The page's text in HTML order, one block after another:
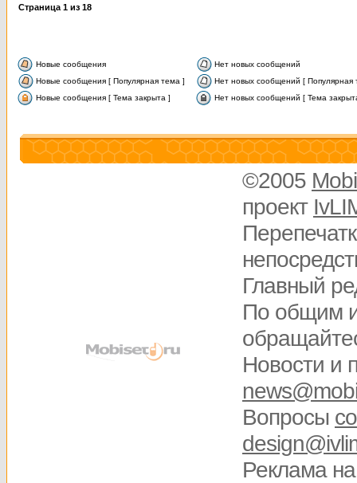
Страница 1 из 18
Новые сообщения
Нет новых сообщений
Новые сообщения [ Популярная тема ]
Нет новых сообщений [ Популярная
Новые сообщения [ Тема закрыта ]
Нет новых сообщений [ Тема
©2005
проект
Главный
По общим
Новости и
Вопросы
Реклама